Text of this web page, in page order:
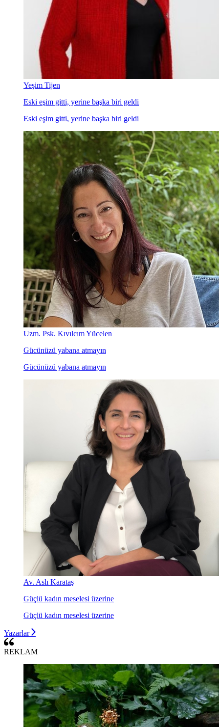
Yeşim Tijen
Eski eşim gitti, yerine başka biri geldi
Eski eşim gitti, yerine başka biri geldi
Uzm. Psk. Kıvılcım Yücelen
Gücünüzü yabana atmayın
Gücünüzü yabana atmayın
Av. Aslı Karataş
Güçlü kadın meselesi üzerine
Güçlü kadın meselesi üzerine
Yazarlar
REKLAM